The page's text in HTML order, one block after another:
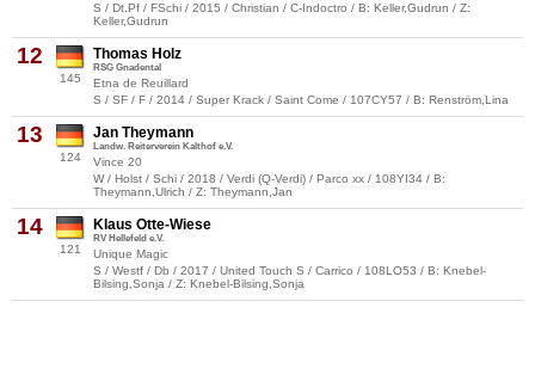
S / Dt.Pf / FSchi / 2015 / Christian / C-Indoctro / B: Keller,Gudrun / Z:
Keller,Gudrun
12
145
Thomas Holz
RSG Gnadental
Etna de Reuillard
S / SF / F / 2014 / Super Krack / Saint Come / 107CY57 / B: Renström,Lina
13
124
Jan Theymann
Landw. Reiterverein Kalthof e.V.
Vince 20
W / Holst / Schi / 2018 / Verdi (Q-Verdi) / Parco xx / 108YI34 / B:
Theymann,Ulrich / Z: Theymann,Jan
14
121
Klaus Otte-Wiese
RV Hellefeld e.V.
Unique Magic
S / Westf / Db / 2017 / United Touch S / Carrico / 108LO53 / B: Knebel-
Bilsing,Sonja / Z: Knebel-Bilsing,Sonja